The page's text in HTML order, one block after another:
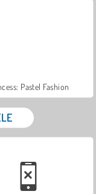
Pastel Fashion